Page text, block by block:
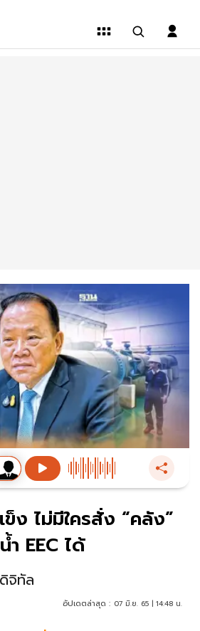
ง ไม่มีใครสั่ง “คลัง”
EEC ได้
จิทัล
อัปเดตล่าสุด : 07 มิ.ย. 65 | 14:48 น.